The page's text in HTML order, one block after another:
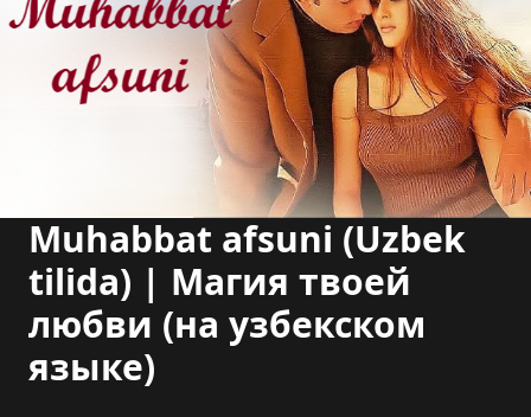
Muhabbat afsuni (Uzbek
tilida) | Магия твоей
любви (на узбекском
языке)